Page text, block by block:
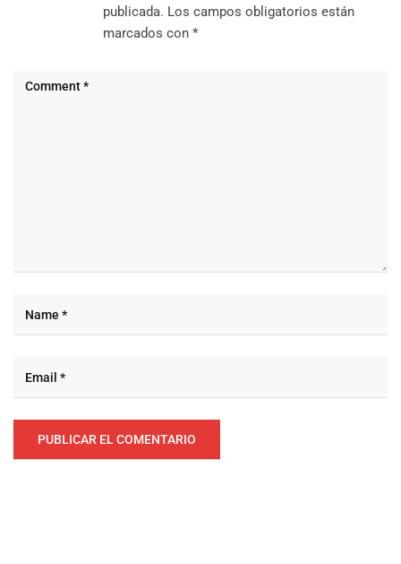
publicada. Los campos obligatorios están
marcados con *